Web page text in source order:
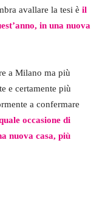
avallare la tesi è il
in una nuova
a Milano ma più
e certamente più
a confermare
occasione di
nuova casa, più